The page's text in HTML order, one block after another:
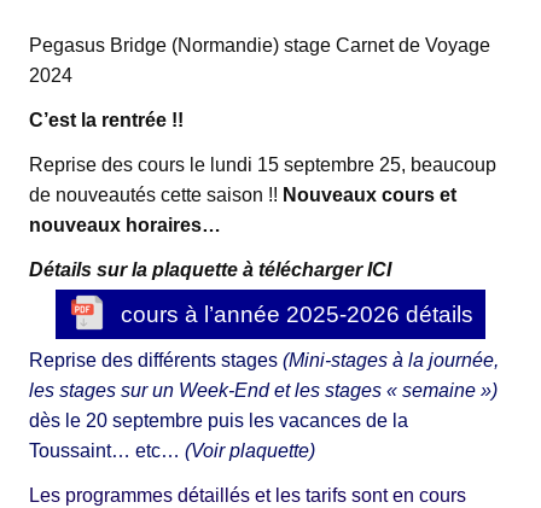
Pegasus Bridge (Normandie) stage Carnet de Voyage
2024
C’est la rentrée !!
Reprise des cours le lundi 15 septembre 25, beaucoup
de nouveautés cette saison !! Nouveaux cours et
nouveaux horaires…
Détails sur la plaquette à télécharger ICI
cours à l’année 2025-2026 détails
Reprise des différents stages (Mini-stages à la journée,
les stages sur un Week-End et les stages « semaine »)
dès le 20 septembre puis les vacances de la
Toussaint… etc… (Voir plaquette)
Les programmes détaillés et les tarifs sont en cours